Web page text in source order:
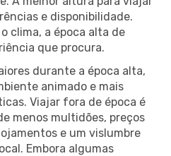
e disponibilidade.
clima, a época alta de
que procura.
durante a época alta,
animado e mais
Viajar fora de época é
menos multidões, preços
e um vislumbre
Embora algumas